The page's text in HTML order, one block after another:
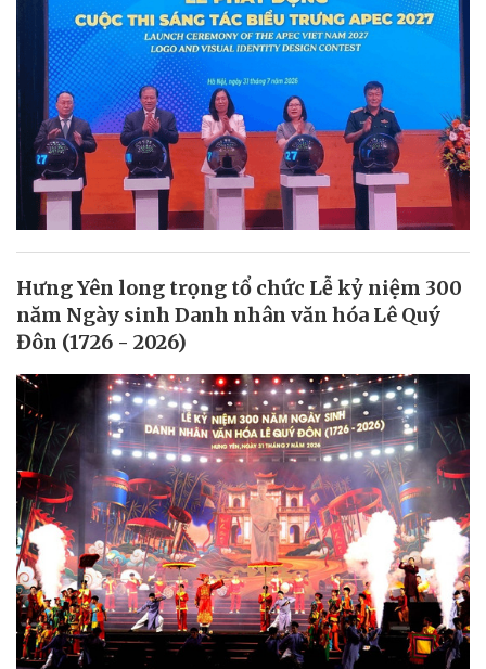
Hưng Yên long trọng tổ chức Lễ kỷ niệm 300
năm Ngày sinh Danh nhân văn hóa Lê Quý
Đôn (1726 - 2026)